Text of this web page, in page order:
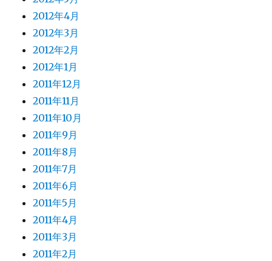
2012年4月
2012年3月
2012年2月
2012年1月
2011年12月
2011年11月
2011年10月
2011年9月
2011年8月
2011年7月
2011年6月
2011年5月
2011年4月
2011年3月
2011年2月